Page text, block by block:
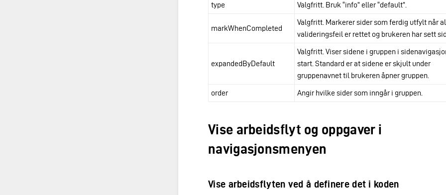
type Valgfritt. Bruk “info” eller “default”.
markWhenCompleted
Valgfritt. Markerer sider som ferdig utfylt når
valideringsfeil er rettet og brukeren har sett
expandedByDefault
Valgfritt. Viser sidene i gruppen i
start. Standard er at sidene er skjult under
gruppenavnet til brukeren åpner gruppen.
order Angir hvilke sider som inngår i gruppen.
Vise arbeidsflyt og oppgaver i
navigasjonsmenyen
Vise arbeidsflyten ved å definere det i koden